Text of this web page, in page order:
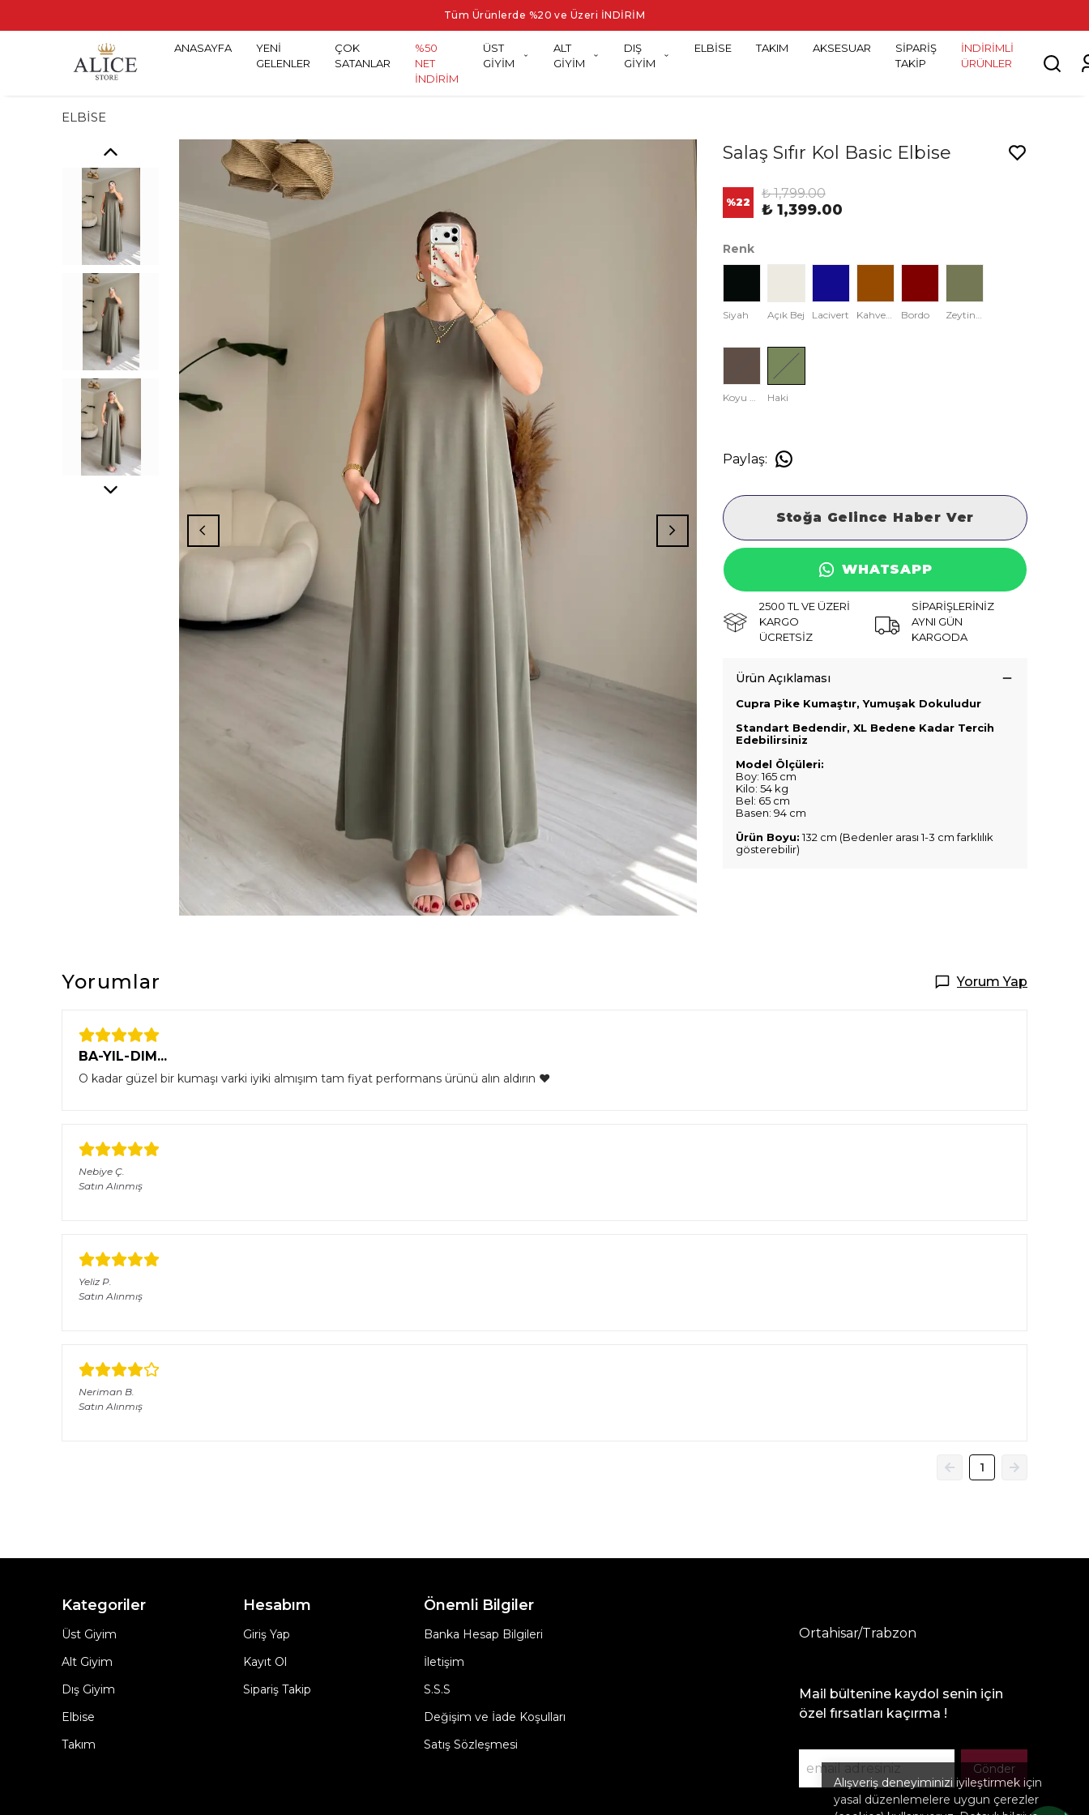
Tüm Ürünlerde %20 ve Üzeri İNDİRİM
ANASAYFA
YENİ
GELENLER
ÇOK
SATANLAR
%50
NET
İNDİRİM
ÜST
GİYİM
ALT
GİYİM
DIŞ
GİYİM
ELBİSE TAKIM AKSESUAR
SİPARİŞ
TAKİP
İNDİRİMLİ
ÜRÜNLER
Alışveriş deneyiminizi iyileştirmek için
yasal düzenlemelere uygun çerezler
ELBİSE
Salaş Sıfır Kol Basic Elbise
%22
₺ 1,799.00
₺ 1,399.00
Renk
Siyah Açık Bej Lacivert Kahverengi Bordo Zeytin Yeşili
Koyu Vizon Haki
Paylaş:
Stoğa Gelince Haber Ver
WHATSAPP
2500 TL VE ÜZERİ
KARGO
ÜCRETSİZ
SİPARİŞLERİNİZ
AYNI GÜN
KARGODA
Ürün Açıklaması
Cupra Pike Kumaştır, Yumuşak Dokuludur
Standart Bedendir, XL Bedene Kadar Tercih
Edebilirsiniz
Model Ölçüleri:
Boy: 165 cm
Kilo: 54 kg
Bel: 65 cm
Basen: 94 cm
Ürün Boyu:132 cm (Bedenler arası 1-3 cm farklılık
gösterebilir)
Yorumlar Yorum Yap
BA-YIL-DIM...
O kadar güzel bir kumaşı varki iyiki almışım tam fiyat performans ürünü alın aldırın ❤️
Nebiye Ç.
Satın Alınmış
Yeliz P.
Satın Alınmış
Neriman B.
Satın Alınmış
1
Kategoriler
Üst Giyim
Alt Giyim
Dış Giyim
Elbise
Takım
Hesabım
Giriş Yap
Kayıt Ol
Sipariş Takip
Önemli Bilgiler
Banka Hesap Bilgileri
İletişim
S.S.S
Değişim ve İade Koşulları
Satış Sözleşmesi
Ortahisar/Trabzon
Mail bültenine kaydol senin için
özel fırsatları kaçırma !
Gönder